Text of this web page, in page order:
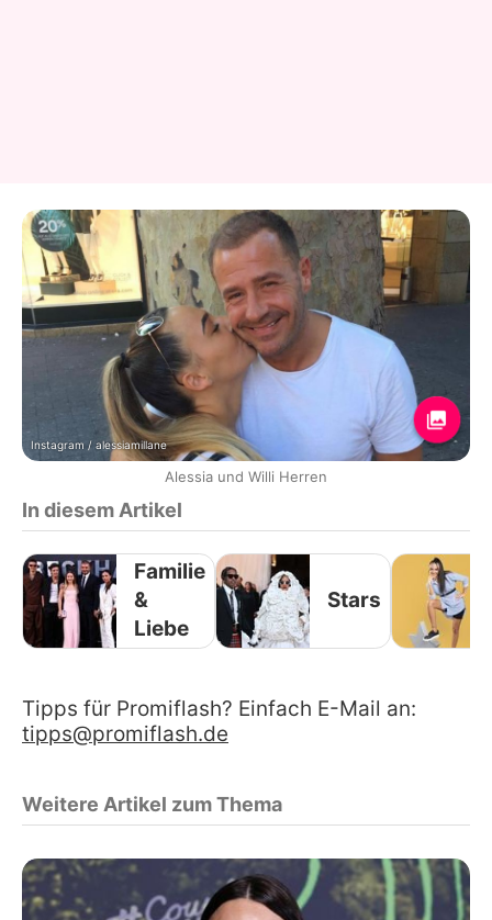
Instagram / alessiamillane
Alessia und Willi Herren
In diesem Artikel
Familie
&
Liebe
Stars
Tipps für Promiflash? Einfach E-Mail an:
tipps@promiflash.de
Weitere Artikel zum Thema